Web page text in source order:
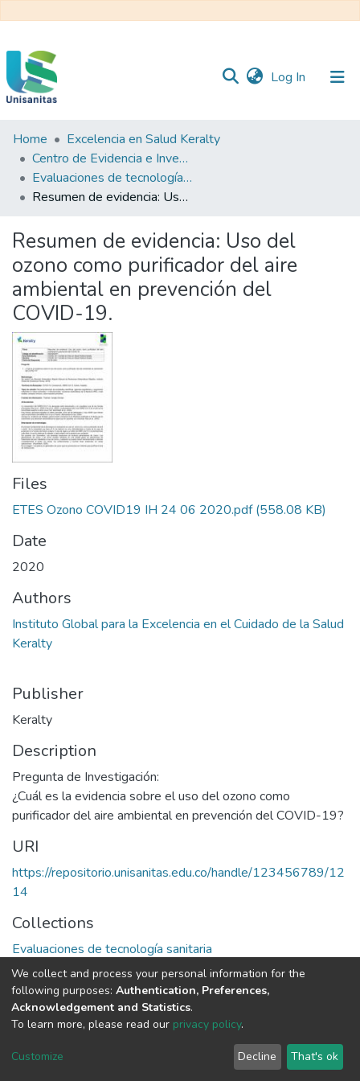
Log In (current)
Inicio
Web
Unisanitas
Web
Biblioteca
Home
Excelencia en Salud Keralty
Centro de Evidencia e Investigación para las Decisiones en Salud – CEIDS
Evaluaciones de tecnología sanitaria
Resumen de evidencia: Uso del ozono como purificador del aire ambiental en prevención del COVID-19.
Resumen de evidencia: Uso del
ozono como purificador del aire
ambiental en prevención del
COVID-19.
Files
ETES Ozono COVID19 IH 24 06 2020.pdf(558.08 KB)
Date
2020
Authors
Instituto Global para la Excelencia en el Cuidado de la Salud
Keralty
Publisher
Keralty
Description
Pregunta de Investigación:
¿Cuál es la evidencia sobre el uso del ozono como
purificador del aire ambiental en prevención del COVID-19?
URI
https://repositorio.unisanitas.edu.co/handle/123456789/12
14
Collections
Evaluaciones de tecnología sanitaria
Full item page
DSpace software copyright © 2002-2026
Cookie
End User
Agreement
Send
Feedback
We collect and process your personal information for the
following purposes: Authentication, Preferences,
Acknowledgement and Statistics.
To learn more, please read our privacy policy.
Customize Decline That's ok